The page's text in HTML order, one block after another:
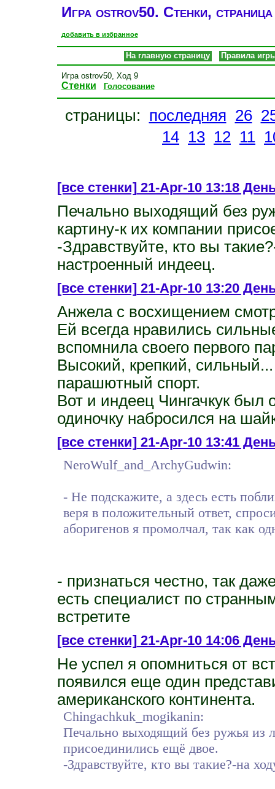
Игра ostrov50. Стенки,
добавить в избранное
На главную страницу Правила
Игра ostrov50, Ход 9
Стенки Голосование
страницы: последняя 26
14 13 12 11
[все стенки]21-Apr-10 13:18
Печально выходящий без
картину-к их компании
-Здравствуйте, кто вы
настроенный индеец.
[все стенки]21-Apr-10 13:20
Анжела с восхищением
Ей всегда нравились
вспомнила своего первого
Высокий, крепкий,
парашютный спорт.
Вот и индеец Чингачкук был
одиночку набросился на
[все стенки]21-Apr-10 13:41
NeroWulf_and_ArchyGudwin:
- Не подскажите, а здесь есть
веря в положительный ответ,
аборигенов я промолчал, так как
- признаться честно, так
есть специалист по
встретите
[все стенки]21-Apr-10 14:06
Не успел я опомниться от
появился еще один
американского континента.
Chingachkuk_mogikanin:
Печально выходящий без ружья из
присоединились ещё двое.
-Здравствуйте, кто вы такие?-на